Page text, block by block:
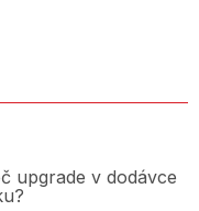
upgrade v dodávce